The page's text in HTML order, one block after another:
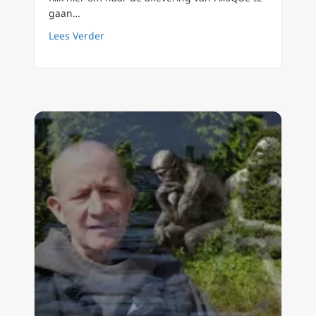
gaan…
Lees Verderabout FilioQue 131 Verschil in omgaan met